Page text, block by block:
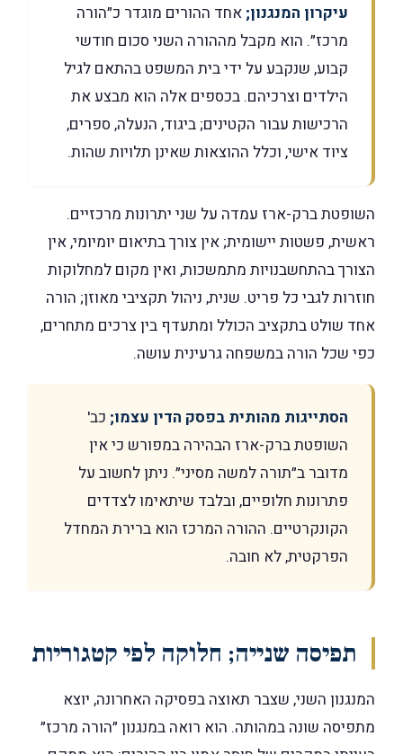
עיקרון המנגנון; אחד ההורים מוגדר כ״הורה
מרכז״. הוא מקבל מההורה השני סכום חודשי
קבוע, שנקבע על ידי בית המשפט בהתאם לגיל
הילדים וצרכיהם. בכספים אלה הוא מבצע את
הרכישות עבור הקטינים; ביגוד, הנעלה, ספרים,
ציוד אישי, וכלל ההוצאות שאינן תלויות שהות.
השופטת ברק-ארז עמדה על שני יתרונות מרכזיים.
ראשית, פשטות יישומית; אין צורך בתיאום יומיומי, אין
הצורך בהתחשבנויות מתמשכות, ואין מקום למחלוקות
חוזרות לגבי כל פריט. שנית, ניהול תקציבי מאוזן; הורה
אחד שולט בתקציב הכולל ומתעדף בין צרכים מתחרים,
כפי שכל הורה במשפחה גרעינית עושה.
הסתייגות מהותית בפסק הדין עצמו; כב'
השופטת ברק-ארז הבהירה במפורש כי אין
מדובר ב״תורה למשה מסיני״. ניתן לחשוב על
פתרונות חלופיים, ובלבד שיתאימו לצדדים
הקונקרטיים. ההורה המרכז הוא ברירת המחדל
הפרקטית, לא חובה.
תפיסה שנייה; חלוקה לפי קטגוריות
המנגנון השני, שצבר תאוצה בפסיקה האחרונה, יוצא
מתפיסה שונה במהותה. הוא רואה במנגנון ״הורה מרכז״